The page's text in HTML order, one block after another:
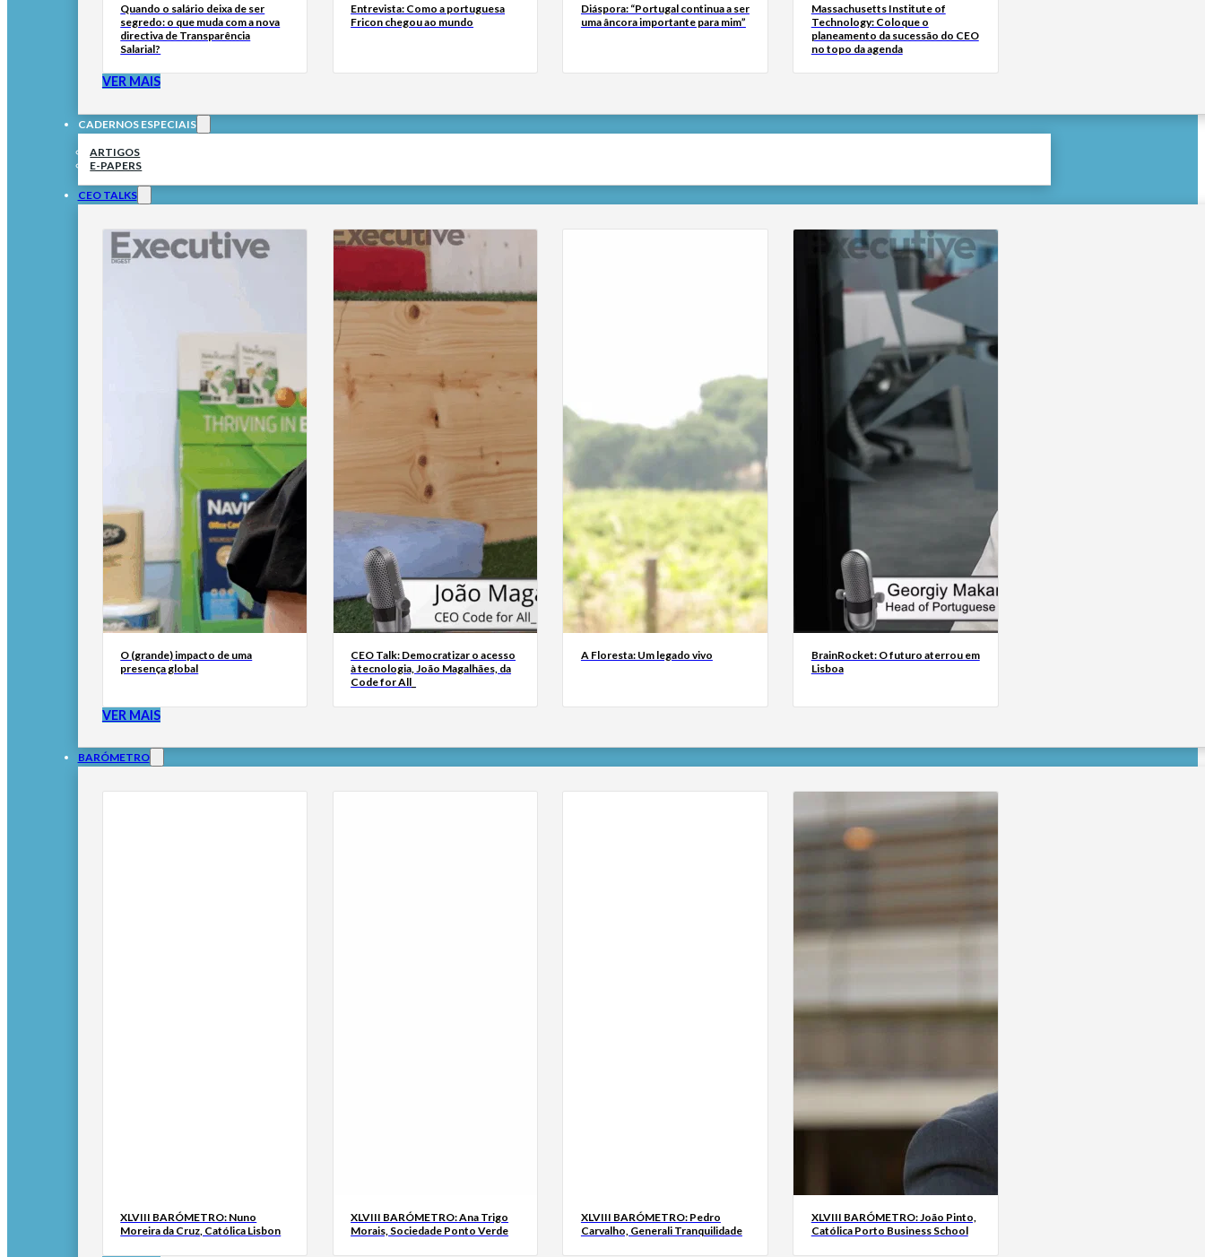
Quando o salário deixa de ser
segredo: o que muda com a nova
directiva de Transparência
Salarial?
Entrevista: Como a portuguesa
Fricon chegou ao mundo
Diáspora: “Portugal continua a ser
uma âncora importante para mim”
Massachusetts Institute of
Technology: Coloque o
planeamento da sucessão do CEO
no topo da agenda
VER MAIS
CADERNOS ESPECIAIS
ARTIGOS
E-PAPERS
CEO TALKS
O (grande) impacto de uma
presença global
CEO Talk: Democratizar o acesso
à tecnologia, João Magalhães, da
Code for All_
A Floresta: Um legado vivo
BrainRocket: O futuro aterrou em
Lisboa
VER MAIS
BARÓMETRO
XLVIII BARÓMETRO: Nuno
Moreira da Cruz, Católica Lisbon
XLVIII BARÓMETRO: Ana Trigo
Morais, Sociedade Ponto Verde
XLVIII BARÓMETRO: Pedro
Carvalho, Generali Tranquilidade
XLVIII BARÓMETRO: João Pinto,
Católica Porto Business School